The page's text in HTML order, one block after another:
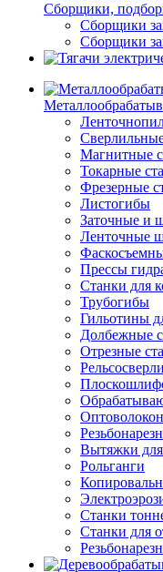
Сборщики,
Сборщики
Сборщики
Магнитные
Токарные
Фрезерные
Листогибы
Заточные и
Ленточные
Прессы
Станки для
Трубогибы
Гильотины
Долбежные
Отрезные
Вытяжки для
Рольганги
Станки
Станки для